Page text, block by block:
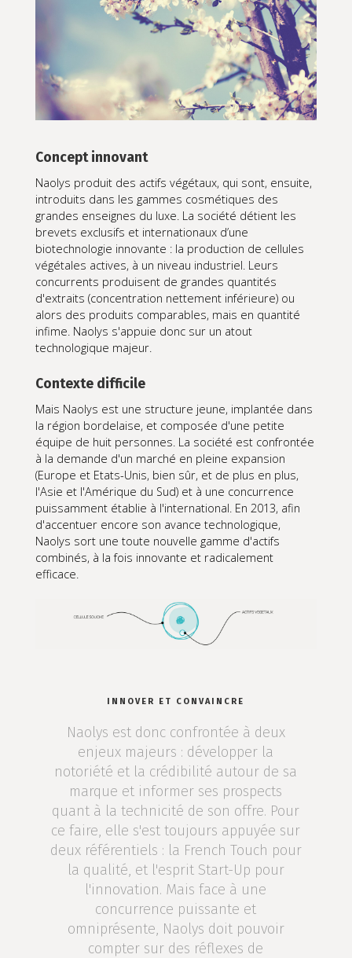
Concept innovant
Naolys produit des actifs végétaux, qui sont, ensuite,
introduits dans les gammes cosmétiques des
grandes enseignes du luxe. La société détient les
brevets exclusifs et internationaux d’une
biotechnologie innovante : la production de cellules
végétales actives, à un niveau industriel. Leurs
concurrents produisent de grandes quantités
d'extraits (concentration nettement inférieure) ou
alors des produits comparables, mais en quantité
infime. Naolys s'appuie donc sur un atout
technologique majeur.
Contexte difficile
Mais Naolys est une structure jeune, implantée dans
la région bordelaise, et composée d'une petite
équipe de huit personnes. La société est confrontée
à la demande d'un marché en pleine expansion
(Europe et Etats-Unis, bien sûr, et de plus en plus,
l'Asie et l'Amérique du Sud) et à une concurrence
puissamment établie à l'international. En 2013, afin
d'accentuer encore son avance technologique,
Naolys sort une toute nouvelle gamme d'actifs
combinés, à la fois innovante et radicalement
efficace.
INNOVER ET CONVAINCRE
Naolys est donc confrontée à deux
enjeux majeurs : développer la
notoriété et la crédibilité autour de sa
marque et informer ses prospects
quant à la technicité de son offre. Pour
ce faire, elle s'est toujours appuyée sur
deux référentiels : la French Touch pour
la qualité, et l'esprit Start-Up pour
l'innovation. Mais face à une
concurrence puissante et
omniprésente, Naolys doit pouvoir
compter sur des réflexes de